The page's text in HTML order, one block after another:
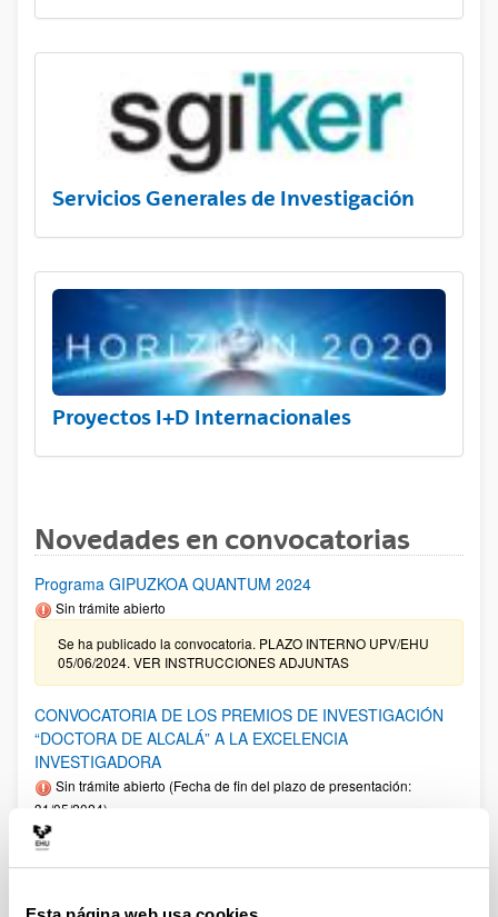
Servicios Generales de Investigación
Proyectos I+D Internacionales
Novedades en convocatorias
Programa GIPUZKOA QUANTUM 2024
Sin trámite abierto
Se ha publicado la convocatoria. PLAZO INTERNO UPV/EHU
05/06/2024. VER INSTRUCCIONES ADJUNTAS
CONVOCATORIA DE LOS PREMIOS DE INVESTIGACIÓN
“DOCTORA DE ALCALÁ” A LA EXCELENCIA
INVESTIGADORA
Sin trámite abierto (Fecha de fin del plazo de presentación:
31/05/2024)
Programa Ikertalent 2022 - Ayudas de formación a personal
investigador y personal tecnólogo en el ámbito científico-
alimentario